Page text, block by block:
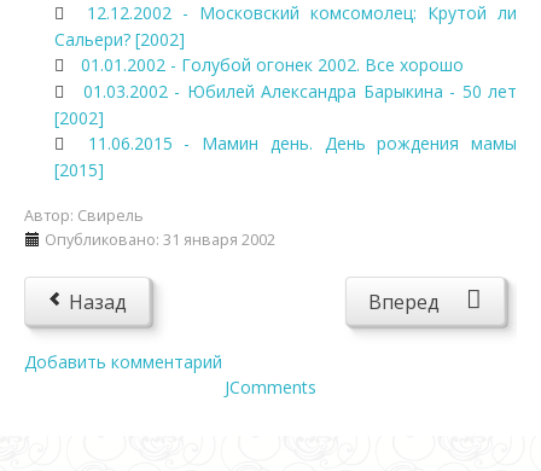
12.12.2002 - Московский комсомолец: Крутой ли
Сальери? [2002]
01.01.2002 - Голубой огонек 2002. Все хорошо
01.03.2002 - Юбилей Александра Барыкина - 50 лет
[2002]
11.06.2015 - Мамин день. День рождения мамы
[2015]
Автор: Свирель
Опубликовано: 31 января 2002
Назад Вперед
Добавить комментарий
JComments